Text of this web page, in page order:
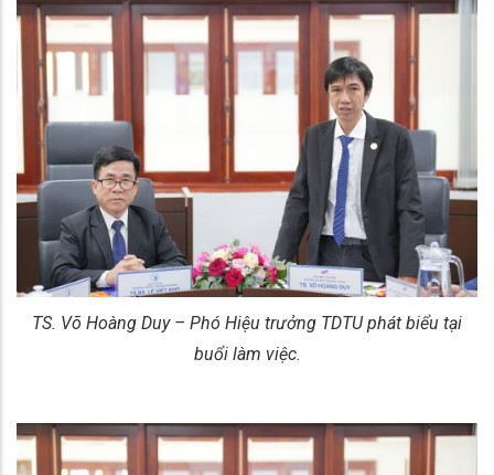
TS. Võ Hoàng Duy – Phó Hiệu trưởng TDTU phát biểu tại
buổi làm việc.